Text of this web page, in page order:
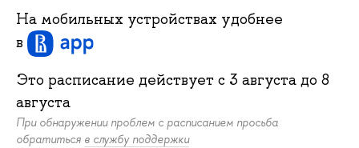
На мобильных устройствах удобнее
в
Это расписание действует c 3 августа до 8
августа
При обнаружении проблем с расписанием просьба
обратиться в службу поддержки